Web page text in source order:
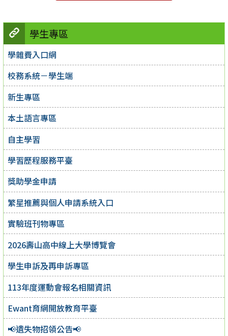
學生專區
學雜費入口網
校務系統－學生端
新生專區
本土語言專區
自主學習
學習歷程服務平臺
獎助學金申請
繁星推薦與個人申請系統入口
實驗班刊物專區
2026壽山高中線上大學博覽會
學生申訴及再申訴專區
113年度運動會報名相關資訊
Ewant育網開放教育平臺
📢遺失物招領公告📢